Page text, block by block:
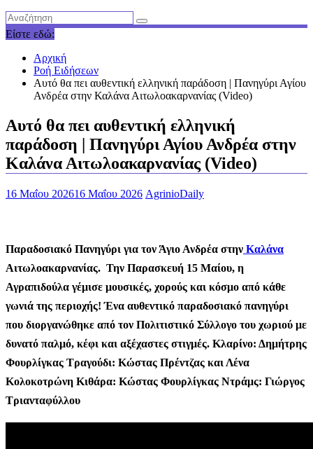
Είστε εδώ:
Αρχική
Ροή Ειδήσεων
Αυτό θα πει αυθεντική ελληνική παράδοση | Πανηγύρι Αγίου
Ανδρέα στην Καλάνα Αιτωλοακαρνανίας (Video)
Αυτό θα πει αυθεντική ελληνική
παράδοση | Πανηγύρι Αγίου Ανδρέα στην
Καλάνα Αιτωλοακαρνανίας (Video)
16 Μαΐου 202616 Μαΐου 2026 AgrinioDaily
Παραδοσιακό Πανηγύρι για τον Άγιο Ανδρέα στην Καλάνα
Αιτωλοακαρνανίας. Την Παρασκευή 15 Μαίου, η
Αγραπιδούλα γέμισε μουσικές, χορούς και κόσμο από κάθε
γωνιά της περιοχής! Ένα αυθεντικό παραδοσιακό πανηγύρι
που διοργανώθηκε από τον Πολιτιστικό Σύλλογο του χωριού με
δυνατό παλμό, κέφι και αξέχαστες στιγμές. Κλαρίνο: Δημήτρης
Φουρλίγκας Τραγούδι: Κώστας Πρέντζας και Λένα
Κολοκοτρώνη Κιθάρα: Κώστας Φουρλίγκας Ντράμς: Γιώργος
Τριανταφύλλου